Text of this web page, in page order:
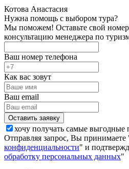
Котова Анастасия
Нужна помощь с выбором тура?
Мы поможем! Оставьте свой
консультацию менеджера по
Ваш номер телефона
Как вас зовут
Ваш email
хочу получать самые выгодные
Отправляя запрос, Вы принимаете
конфиденциальности" и
обработку персональных данных"